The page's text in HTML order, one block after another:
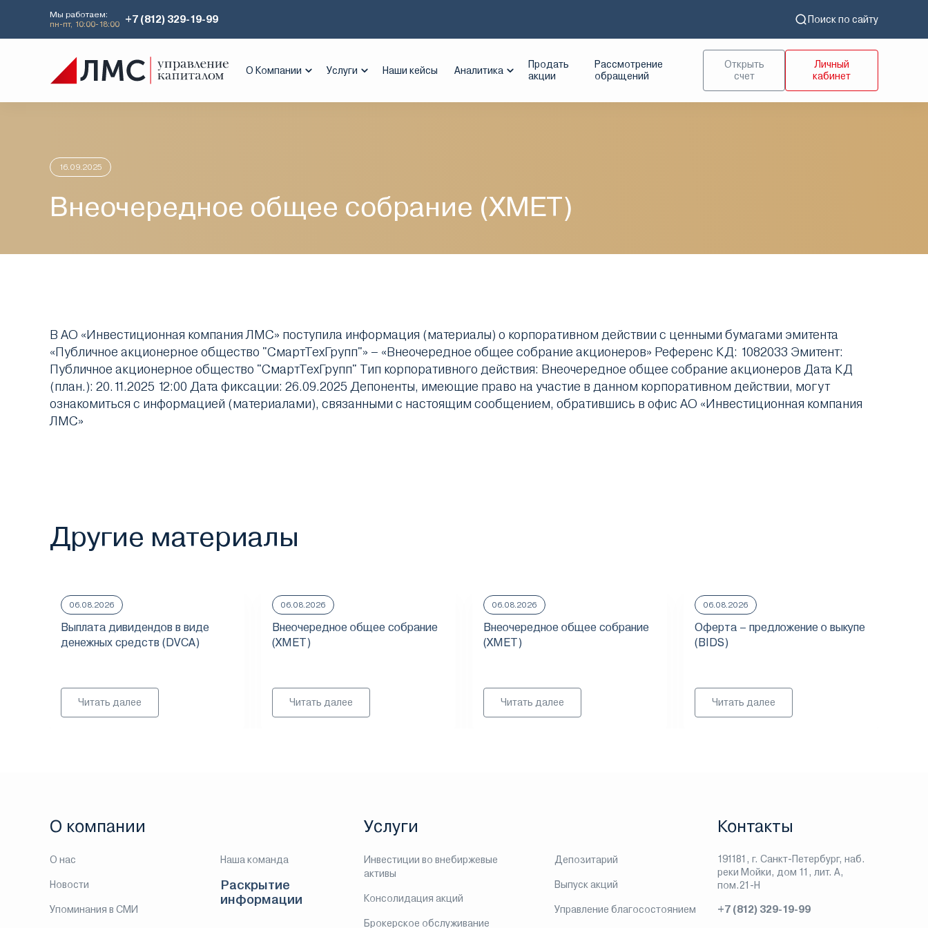
Мы работаем:
пн-пт, 10:00-18:00
+7 (812) 329-19-99 Поиск по сайту
О Компании Услуги Наши кейсы Аналитика
Продать
акции
Рассмотрение
обращений
Открыть
счет
Личный
кабинет
Главная Аналитика Информация депозитария Внеочередное общее собрание (XMET)
16.09.2025
Внеочередное общее собрание (XMET)
В АО «Инвестиционная компания ЛМС» поступила информация (материалы) о корпоративном действии с ценными бумагами эмитента
«Публичное акционерное общество "СмартТехГрупп"» – «Внеочередное общее собрание акционеров» Референс КД: 1082033 Эмитент:
Публичное акционерное общество "СмартТехГрупп" Тип корпоративного действия: Внеочередное общее собрание акционеров Дата КД
(план.): 20.11.2025 12:00 Дата фиксации: 26.09.2025 Депоненты, имеющие право на участие в данном корпоративном действии, могут
ознакомиться с информацией (материалами), связанными с настоящим сообщением, обратившись в офис АО «Инвестиционная компания
ЛМС»
Другие материалы
06.08.2026
Выплата дивидендов в виде
денежных средств (DVCA)
Читать далее
06.08.2026
Внеочередное общее собрание
(XMET)
Читать далее
06.08.2026
Внеочередное общее собрание
(XMET)
Читать далее
06.08.2026
Оферта – предложение о выкупе
(BIDS)
Читать далее
О компании
О нас
Новости
Упоминания в СМИ
Наша команда
Раскрытие
информации
Услуги
Инвестиции во внебиржевые
активы
Консолидация акций
Брокерское обслуживание
Депозитарий
Выпуск акций
Управление благосостоянием
Контакты
191181, г. Санкт-Петербург, наб.
реки Мойки, дом 11, лит. А,
пом.21-Н
+7 (812) 329-19-99